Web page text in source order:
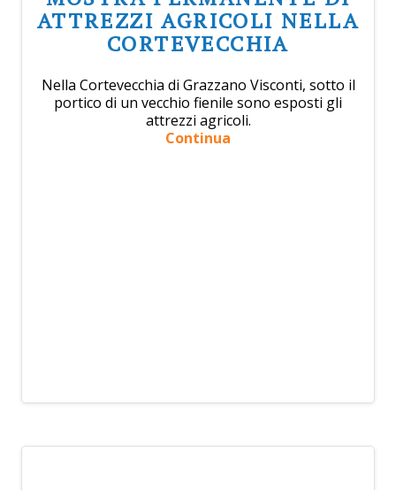
ATTREZZI AGRICOLI NELLA
CORTEVECCHIA
Nella Cortevecchia di Grazzano Visconti, sotto il
portico di un vecchio fienile sono esposti gli
attrezzi agricoli.
Continua